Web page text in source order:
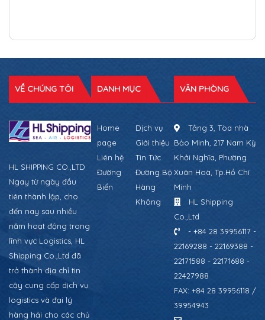
VỀ CHÚNG TÔI
HL SHIPPING CO.,LTD
Ngay từ ngày đầu
tiên thành lập, cho
đến nay sau nhiều
năm hoạt động trong
lĩnh vực Logistics, HL
Shipping Co.,Ltd đã
trở thành địa chỉ tin
cậy cung cấp dịch vụ
logistics và đại lý
hàng hải cho các chủ
DANH MỤC
Home
page
Dịch vụ
Giới thiệu
Liên hệ
Tin Tức
Đường
Biển
Đường Bộ
Hàng
Không
VĂN PHÒNG
Tầng 3, Tòa nhà
Bảo Minh, 217 Nam Kỳ
Khởi Nghĩa, Phường
Xuân Hoà, Tp.Hồ Chí
Minh
HL Shipping
Co.,Ltd
- +84 28 39956117 -
22169288 - 22169388 -
22171588 - 22171688 -
22427988
FAX: +84 28 39956118 /
39954943